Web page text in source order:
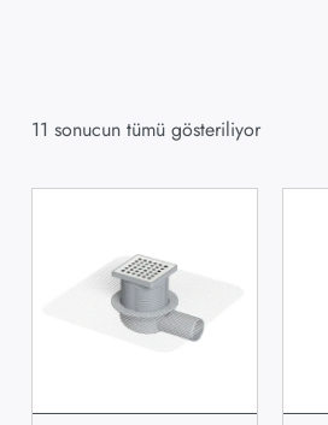
11 sonucun tümü gösteriliyor